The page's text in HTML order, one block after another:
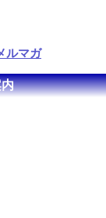
ルマガ